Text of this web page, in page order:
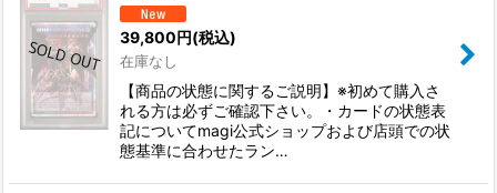
39,800円(税込)
在庫なし
【商品の状態に関するご説明】※初めて購入さ
れる方は必ずご確認下さい。・カードの状態表
記についてmagi公式ショップおよび店頭での状
態基準に合わせたラン…